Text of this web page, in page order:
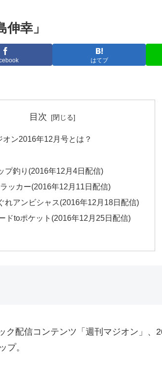
幸」
はてブ
目次
オン2016年12月号とは？
プ釣り(2016年12月4日配信)
ッカー(2016年12月11日配信)
れアンビシャス(2016年12月18日配信)
ドtoポケット(2016年12月25日配信)
ク配信コンテンツ「週刊マジオン」、
プ。